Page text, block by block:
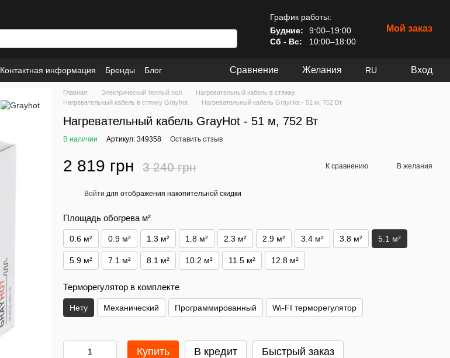
График работы:
Будние:
9:00–19:00
Сб - Вс:
10:00–18:00
Мой заказ
Контактная информация Бренды
Блог
Сравнение Желания RU Вход
Главная Электрический теплый пол
Нагревательный кабель в стяжку
Нагревательный кабель в стяжку Grayhot
Нагревательный кабель GrayHot - 51 м, 752 Вт
Нагревательный кабель GrayHot - 51 м, 752 Вт
В наличии Артикул: 349358 Оставить отзыв
2 819 грн 3 240 грн К сравнению В желания
Войти для отображения накопительной скидки
Площадь обогрева м²
0.6 м² 0.9 м² 1.3 м² 1.8 м² 2.3 м² 2.9 м² 3.4 м² 3.8 м² 5.1 м²
5.9 м² 7.1 м² 8.1 м² 10.2 м² 11.5 м² 12.8 м²
Терморегулятор в комплекте
Нету Механический Программированный Wi-FI терморегулятор
Купить В кредит Быстрый заказ